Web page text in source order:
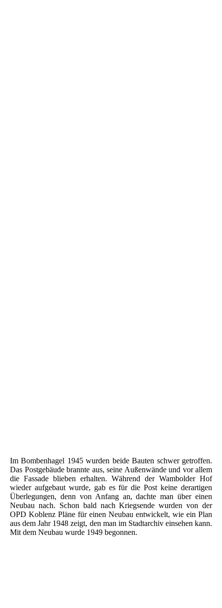
Im Bombenhagel 1945 wurden beide Bauten schwer getroffen.
Das Postgebäude brannte aus, seine Außenwände und vor allem
die Fassade blieben erhalten. Während der Wambolder Hof
wieder aufgebaut wurde, gab es für die Post keine derartigen
Überlegungen, denn von Anfang an, dachte man über einen
Neubau nach. Schon bald nach Kriegsende wurden von der
OPD Koblenz Pläne für einen Neubau entwickelt, wie ein Plan
aus dem Jahr 1948 zeigt, den man im Stadtarchiv einsehen kann.
Mit dem Neubau wurde 1949 begonnen.